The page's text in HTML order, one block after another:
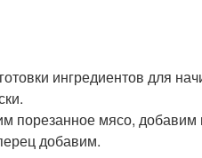
ингредиентов для
порезанное мясо,
добавим.